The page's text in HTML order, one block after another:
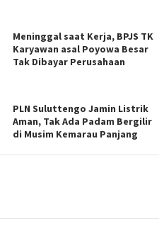
Meninggal saat Kerja, BPJS TK
Karyawan asal Poyowa Besar
Tak Dibayar Perusahaan
PLN Suluttengo Jamin Listrik
Aman, Tak Ada Padam Bergilir
di Musim Kemarau Panjang